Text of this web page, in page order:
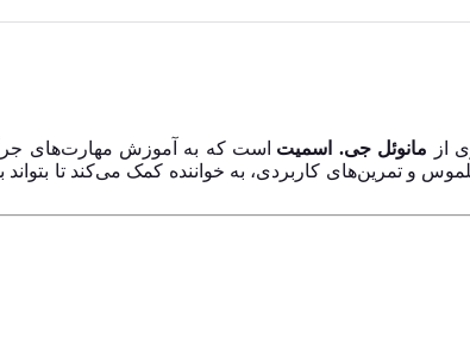
از مانوئل جی. اسمیت است که به آموزش مهارت‌های
و تمرین‌های کاربردی، به خواننده کمک می‌کند تا